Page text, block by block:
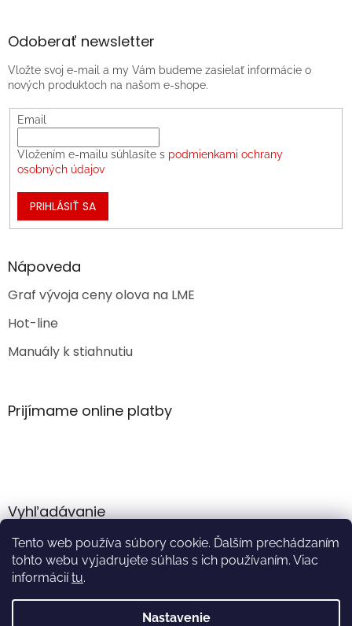
Tento web používa súbory cookie. Ďalším prechádzaním
tohto webu vyjadrujete súhlas s ich používaním. Viac
informáciítu.
Nastavenie
Odoberať newsletter
Vložte svoj e-mail a my Vám budeme zasielať informácie o
nových produktoch na našom e-shope.
Email
Vložením e-mailu súhlasíte s podmienkami ochrany
osobných údajov
PRIHLÁSIŤ SA
Nápoveda
Graf vývoja ceny olova na LME
Hot-line
Manuály k stiahnutiu
Prijímame online platby
Vyhľadávanie
HĽADAŤ
Vytvoril Shoptet